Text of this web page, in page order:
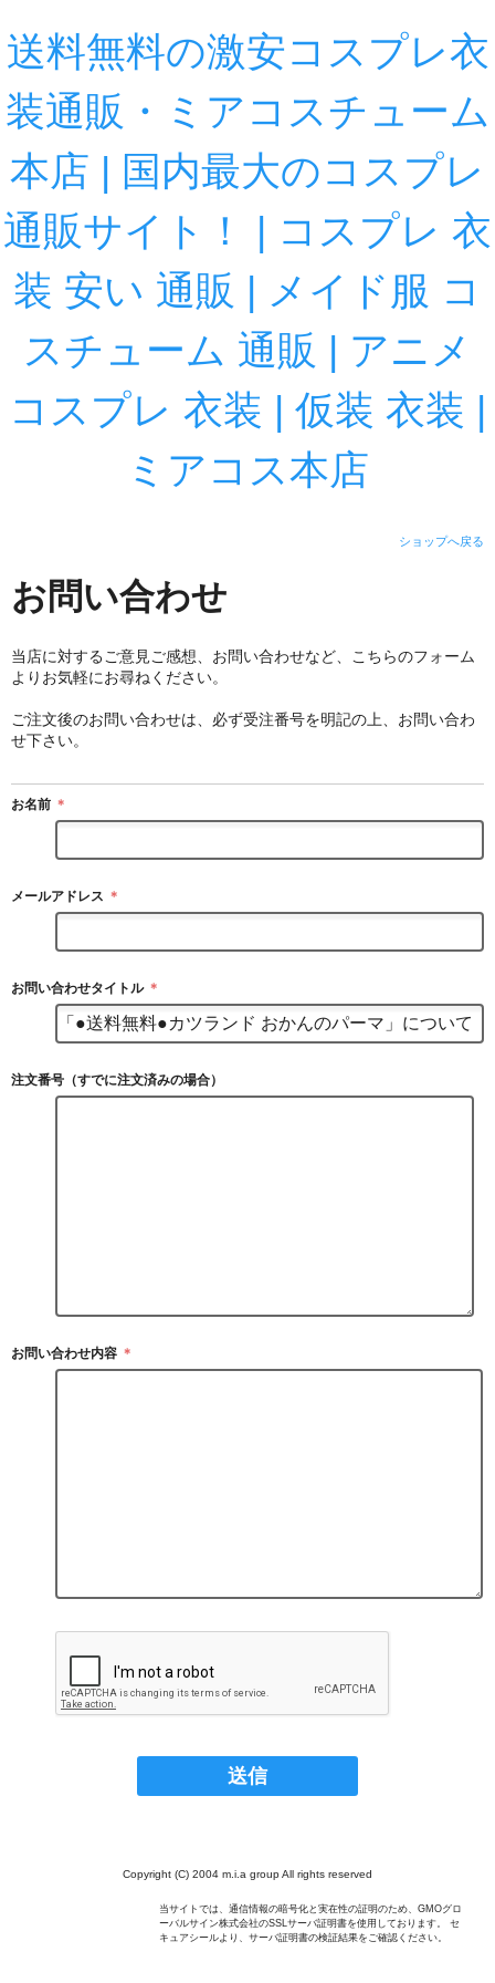
送料無料の激安コスプレ衣
装通販・ミアコスチューム
本店 | 国内最大のコスプレ
通販サイト！ | コスプレ 衣
装 安い 通販 | メイド服 コ
スチューム 通販 | アニメ
コスプレ 衣装 | 仮装 衣装 |
ミアコス本店
ショップへ戻る
お問い合わせ
当店に対するご意見ご感想、お問い合わせなど、こちらのフォーム
よりお気軽にお尋ねください。
ご注文後のお問い合わせは、必ず受注番号を明記の上、お問い合わ
せ下さい。
お名前 ＊
メールアドレス ＊
お問い合わせタイトル ＊
注文番号（すでに注文済みの場合）
お問い合わせ内容 ＊
Copyright (C) 2004 m.i.a group All rights reserved
当サイトでは、通信情報の暗号化と実在性の証明のため、GMOグロ
ーバルサイン株式会社のSSLサーバ証明書を使用しております。 セ
キュアシールより、サーバ証明書の検証結果をご確認ください。